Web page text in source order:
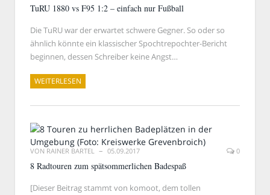
TuRU 1880 vs F95 1:2 – einfach nur Fußball
Die TuRU war der erwartet schwere Gegner. So oder so
ähnlich könnte ein klassischer Spochtrepochter-Bericht
beginnen, dessen Schreiber keine Angst…
WEITERLESEN
VON RAINER BARTEL 05.09.2017 0
8 Radtouren zum spätsommerlichen Badespaß
[Dieser Beitrag stammt von komoot, dem tollen